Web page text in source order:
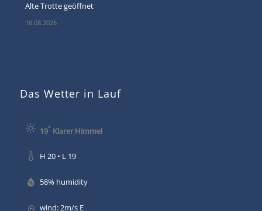
Alte Trotte geöffnet
16.08.2026
Das Wetter in Lauf
19°Klarer Himmel
H 20 • L 19
58% humidity
wind: 2m/s E